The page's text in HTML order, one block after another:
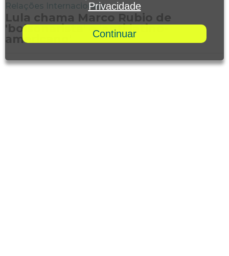
Relações Internacionais
Lula chama Marco Rubio de
'bolsonarista' e 'anti latino-
americano'
Privacidade
Continuar